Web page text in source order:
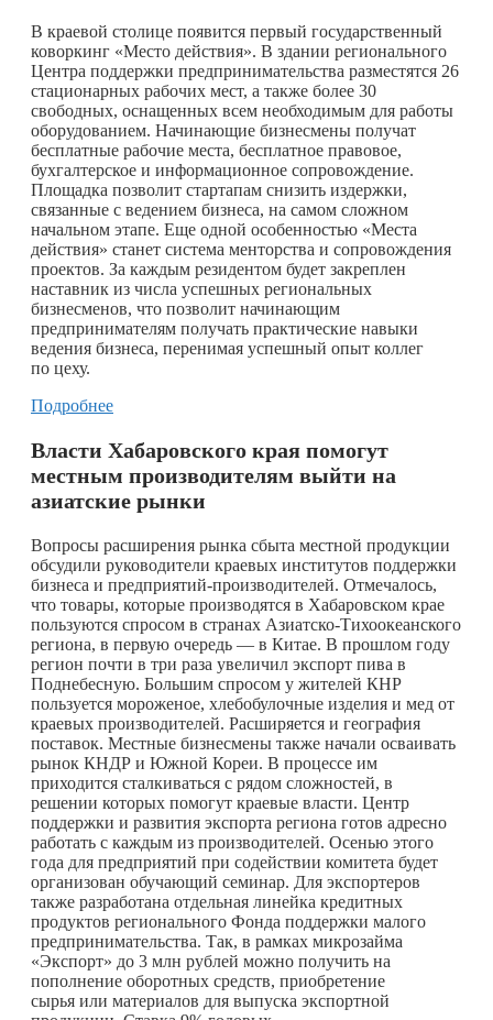
В краевой столице появится первый государственный
коворкинг «Место действия». В здании регионального
Центра поддержки предпринимательства разместятся 26
стационарных рабочих мест, а также более 30
свободных, оснащенных всем необходимым для работы
оборудованием. Начинающие бизнесмены получат
бесплатные рабочие места, бесплатное правовое,
бухгалтерское и информационное сопровождение.
Площадка позволит стартапам снизить издержки,
связанные с ведением бизнеса, на самом сложном
начальном этапе. Еще одной особенностью «Места
действия» станет система менторства и сопровождения
проектов. За каждым резидентом будет закреплен
наставник из числа успешных региональных
бизнесменов, что позволит начинающим
предпринимателям получать практические навыки
ведения бизнеса, перенимая успешный опыт коллег
по цеху.
Подробнее
Власти Хабаровского края помогут
местным производителям выйти на
азиатские рынки
Вопросы расширения рынка сбыта местной продукции
обсудили руководители краевых институтов поддержки
бизнеса и предприятий-производителей. Отмечалось,
что товары, которые производятся в Хабаровском крае
пользуются спросом в странах Азиатско-Тихоокеанского
региона, в первую очередь — в Китае. В прошлом году
регион почти в три раза увеличил экспорт пива в
Поднебесную. Большим спросом у жителей КНР
пользуется мороженое, хлебобулочные изделия и мед от
краевых производителей. Расширяется и география
поставок. Местные бизнесмены также начали осваивать
рынок КНДР и Южной Кореи. В процессе им
приходится сталкиваться с рядом сложностей, в
решении которых помогут краевые власти. Центр
поддержки и развития экспорта региона готов адресно
работать с каждым из производителей. Осенью этого
года для предприятий при содействии комитета будет
организован обучающий семинар. Для экспортеров
также разработана отдельная линейка кредитных
продуктов регионального Фонда поддержки малого
предпринимательства. Так, в рамках микрозайма
«Экспорт» до 3 млн рублей можно получить на
пополнение оборотных средств, приобретение
сырья или материалов для выпуска экспортной